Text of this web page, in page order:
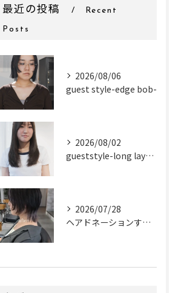
最近の投稿 Recent
Posts
2026/08/06
guest style-edge bob-
2026/08/02
gueststyle-long layer-
2026/07/28
ヘアドネーションするお客様✂